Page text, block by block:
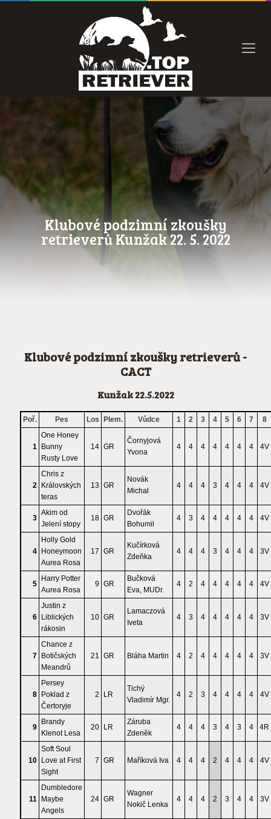
Klubové podzimní zkoušky
retrieverů Kunžak 22. 5. 2022
Klubové podzimní zkoušky retrieverů -
CACT
Kunžak 22.5.2022
Poř. Pes Los Plem. Vůdce 1 2 3 4 5 6 7 8
1
One Honey
Bunny
Rusty Love
14 GR
Čornyjová
Yvona
4 4 4 4 4 4 4 4V
2
Chris z
Královských
teras
13 GR
Novák
Michal
4 4 4 3 4 4 4 4V
3
Akim od
Jelení stopy
18 GR
Dvořák
Bohumil
4 3 4 4 4 4 4 4V
4
Holly Gold
Honeymoon
Aurea Rosa
17 GR
Kučírková
Zdeňka
4 4 4 3 4 4 4 3V
5
Harry Potter
Aurea Rosa
9 GR
Bučková
Eva, MUDr.
4 2 4 4 4 4 4 4V
6
Justin z
Liblických
rákosin
10 GR
Lamaczová
Iveta
4 3 4 4 4 4 4 3V
7
Chance z
Botičských
Meandrů
21 GR Bláha Martin 4 2 4 4 4 4 4 3V
8
Persey
Poklad z
Čertoryje
2 LR
Tichý
Vladimír Mgr.
4 2 3 4 4 4 4 4V
9
Brandy
Klenot Lesa
20 LR
Záruba
Zdeněk
4 4 4 3 4 3 4 4R
10
Soft Soul
Love at First
Sight
7 GR Maříková Iva 4 4 4 2 4 4 4 4V
11
Dumbledore
Maybe
Angels
24 GR
Wagner
Nokič Lenka
4 4 4 2 3 4 4 3V